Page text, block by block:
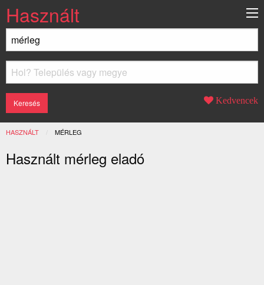
Használt
Kedvencek
HASZNÁLT JELENLEGI:
MÉRLEG
Használt mérleg eladó